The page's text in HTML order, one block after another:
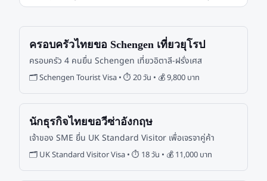
ครอบครัวไทยขอ Schengen เที่ยวยุโรป
ครอบครัว 4 คนยื่น Schengen เที่ยวอิตาลี-ฝรั่งเศส
🗂Schengen Tourist Visa • ⏱ 20 วัน • 💰9,800 บาท
นักธุรกิจไทยขอวีซ่าอังกฤษ
เจ้าของ SME ยื่น UK Standard Visitor เพื่อเจรจาคู่ค้า
🗂 UK Standard Visitor Visa • ⏱ 18 วัน • 💰 11,000 บาท